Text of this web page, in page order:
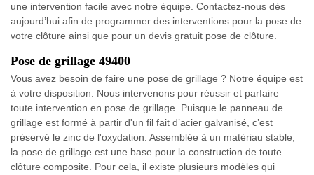
une intervention facile avec notre équipe. Contactez-nous dès
aujourd’hui afin de programmer des interventions pour la pose de
votre clôture ainsi que pour un devis gratuit pose de clôture.
Pose de grillage 49400
Vous avez besoin de faire une pose de grillage ? Notre équipe est
à votre disposition. Nous intervenons pour réussir et parfaire
toute intervention en pose de grillage. Puisque le panneau de
grillage est formé à partir d'un fil fait d’acier galvanisé, c’est
préservé le zinc de l'oxydation. Assemblée à un matériau stable,
la pose de grillage est une base pour la construction de toute
clôture composite. Pour cela, il existe plusieurs modèles qui